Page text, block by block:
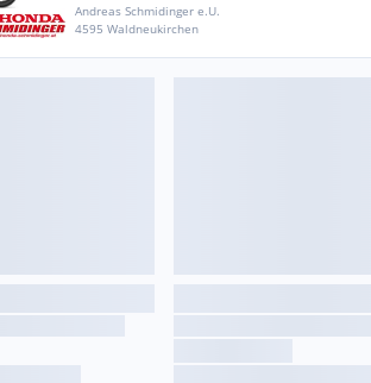
Andreas Schmidinger e.U.
4595 Waldneukirchen